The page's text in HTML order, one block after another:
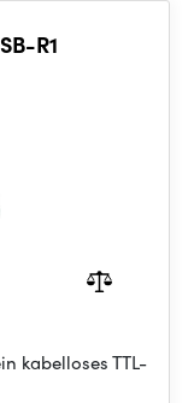
R1
kabelloses TTL-